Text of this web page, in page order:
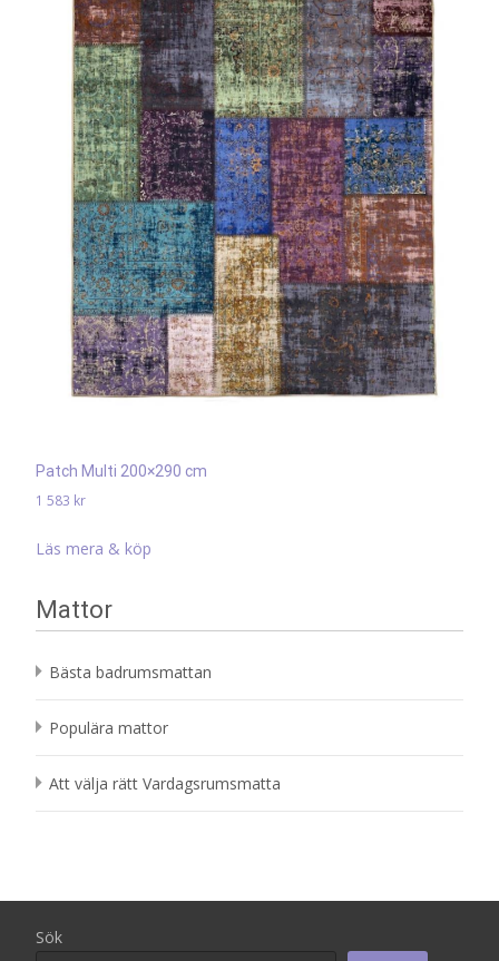
Patch Multi 200×290 cm
1 583 kr
Läs mera & köp
Mattor
Bästa badrumsmattan
Populära mattor
Att välja rätt Vardagsrumsmatta
Sök